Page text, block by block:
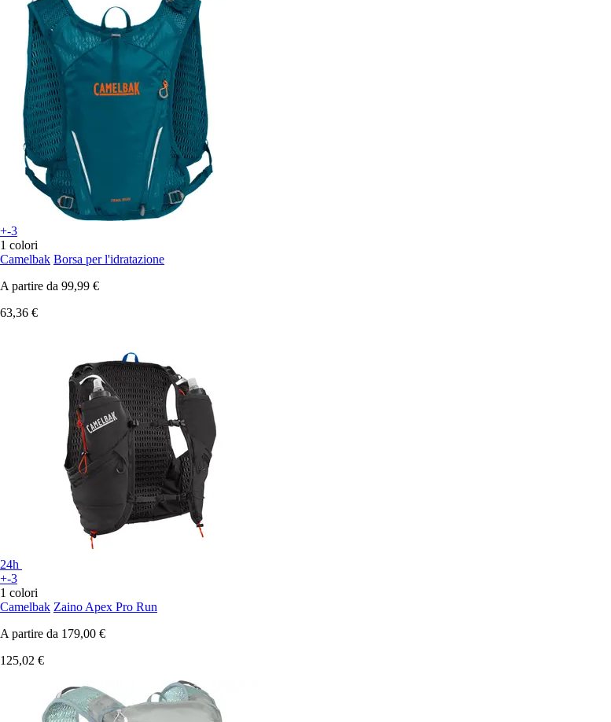
+-3
1 colori
Camelbak Borsa per l'idratazione
A partire da 99,99 €
63,36 €
24h
+-3
1 colori
Camelbak Zaino Apex Pro Run
A partire da 179,00 €
125,02 €